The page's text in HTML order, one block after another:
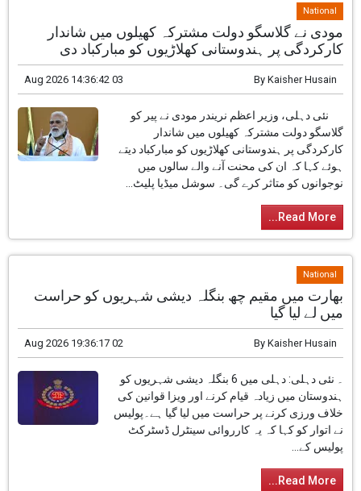
National
مودی نے گلاسگو دولت مشترکہ کھیلوں میں شاندار
کارکردگی پر ہندوستانی کھلاڑیوں کو مبارکباد دی
03 Aug 2026 14:36:42 By Kaisher Husain
نئی دہلی، وزیر اعظم نریندر مودی نے پیر کو
گلاسگو دولت مشترکہ کھیلوں میں شاندار
کارکردگی پر ہندوستانی کھلاڑیوں کو مبارکباد دیتے
ہوئے کہا کہ ان کی محنت آنے والے سالوں میں
نوجوانوں کو متاثر کرے گی۔ سوشل میڈیا پلیٹ...
Read More...
National
بھارت میں مقیم چھ بنگلہ دیشی شہریوں کو حراست
میں لے لیا گیا
02 Aug 2026 19:36:17 By Kaisher Husain
۔ نئی دہلی: دہلی میں 6 بنگلہ دیشی شہریوں کو
ہندوستان میں زیادہ قیام کرنے اور ویزا قوانین کی
خلاف ورزی کرنے پر حراست میں لیا گیا ہے۔پولیس
نے اتوار کو کہا کہ یہ کارروائی سینٹرل ڈسٹرکٹ
پولیس کے...
Read More...